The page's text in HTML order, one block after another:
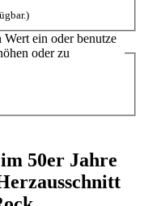
ein oder benutze
oder zu
50er Jahre